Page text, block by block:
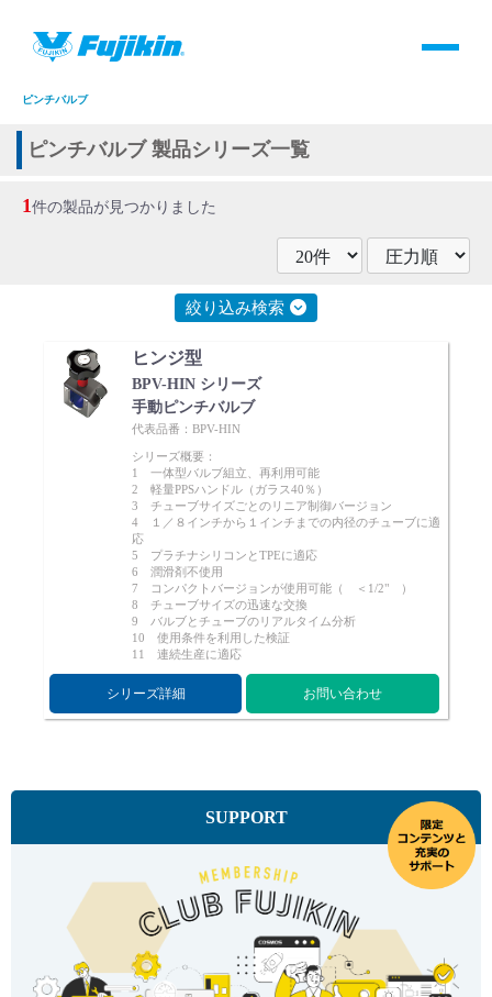
バルブ・継手・システムを探す
製品カタログダウンロード
サポート
よくあるご質問(FAQ)・用語集
Cv値・流量計算ツール
製品動画一覧
バルブと継手のきほん
説明会・講習会
Corporate Blog
採用情報
ピンチバルブ
ピンチバルブ 製品シリーズ一覧
1件の製品が見つかりました
絞り込み検索
ヒンジ型
BPV-HIN シリーズ
手動ピンチバルブ
代表品番：BPV-HIN
シリーズ概要：
1 一体型バルブ組立、再利用可能
2 軽量PPSハンドル（ガラス40％）
3 チューブサイズごとのリニア制御バージョン
4 １／８インチから１インチまでの内径のチューブに適
応
5 プラチナシリコンとTPEに適応
6 潤滑剤不使用
7 コンパクトバージョンが使用可能（ ＜1/2" ）
8 チューブサイズの迅速な交換
9 バルブとチューブのリアルタイム分析
10 使用条件を利用した検証
11 連続生産に適応
シリーズ詳細 お問い合わせ
SUPPORT